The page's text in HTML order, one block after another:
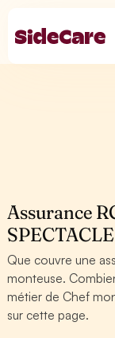
Assurance
SPECTACLE
Que couvre une
monteuse.
métier de Chef
sur cette page.